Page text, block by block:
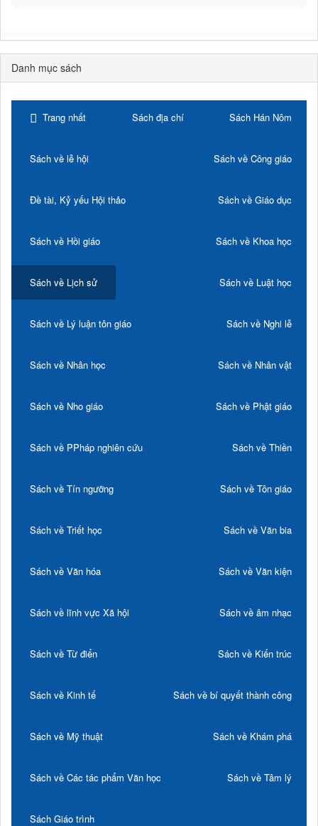
Danh mục sách
Trang nhất Sách địa chí Sách Hán Nôm
Sách về lễ hội Sách về Công giáo
Đề tài, Kỷ yếu Hội thảo Sách về Giáo dục
Sách về Hồi giáo Sách về Khoa học
Sách về Lịch sử Sách về Luật học
Sách về Lý luận tôn giáo Sách về Nghi lễ
Sách về Nhân học Sách về Nhân vật
Sách về Nho giáo Sách về Phật giáo
Sách về PPháp nghiên cứu Sách về Thiền
Sách về Tín ngưỡng Sách về Tôn giáo
Sách về Triết học Sách về Văn bia
Sách về Văn hóa Sách về Văn kiện
Sách về lĩnh vực Xã hội Sách về âm nhạc
Sách về Từ điển Sách về Kiến trúc
Sách về Kinh tế Sách về bí quyết thành công
Sách về Mỹ thuật Sách về Khám phá
Sách về Các tác phẩm Văn học Sách về Tâm lý
Sách Giáo trình